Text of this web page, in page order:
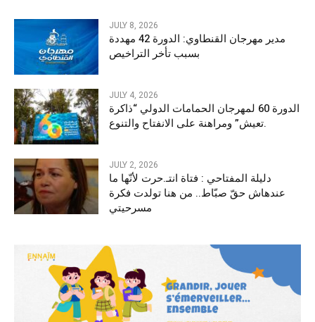
JULY 8, 2026
مدير مهرجان القنطاوي: الدورة 42 مهددة
بسبب تأخر التراخيص
JULY 4, 2026
الدورة 60 لمهرجان الحمامات الدولي “ذاكرة
تعيش” ومراهنة على الانفتاح والتنوع.
JULY 2, 2026
دليلة المفتاحي : فتاة انتـ.حرت لأنّها ما
عندهاش حقّ صبّاط.. من هنا تولدت فكرة
مسرحيتي